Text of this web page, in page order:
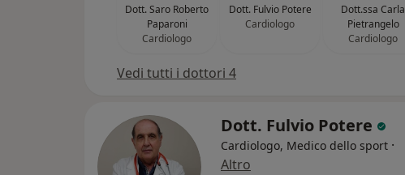
Dott. Saro Roberto
Paparoni
Cardiologo
Dott. Fulvio Potere
Cardiologo
Dott.ssa Carla
Pietrangelo
Cardiologo
Vedi tutti i dottori 4
Dott. Fulvio Potere
Cardiologo, Medico dello sport ·
Altro